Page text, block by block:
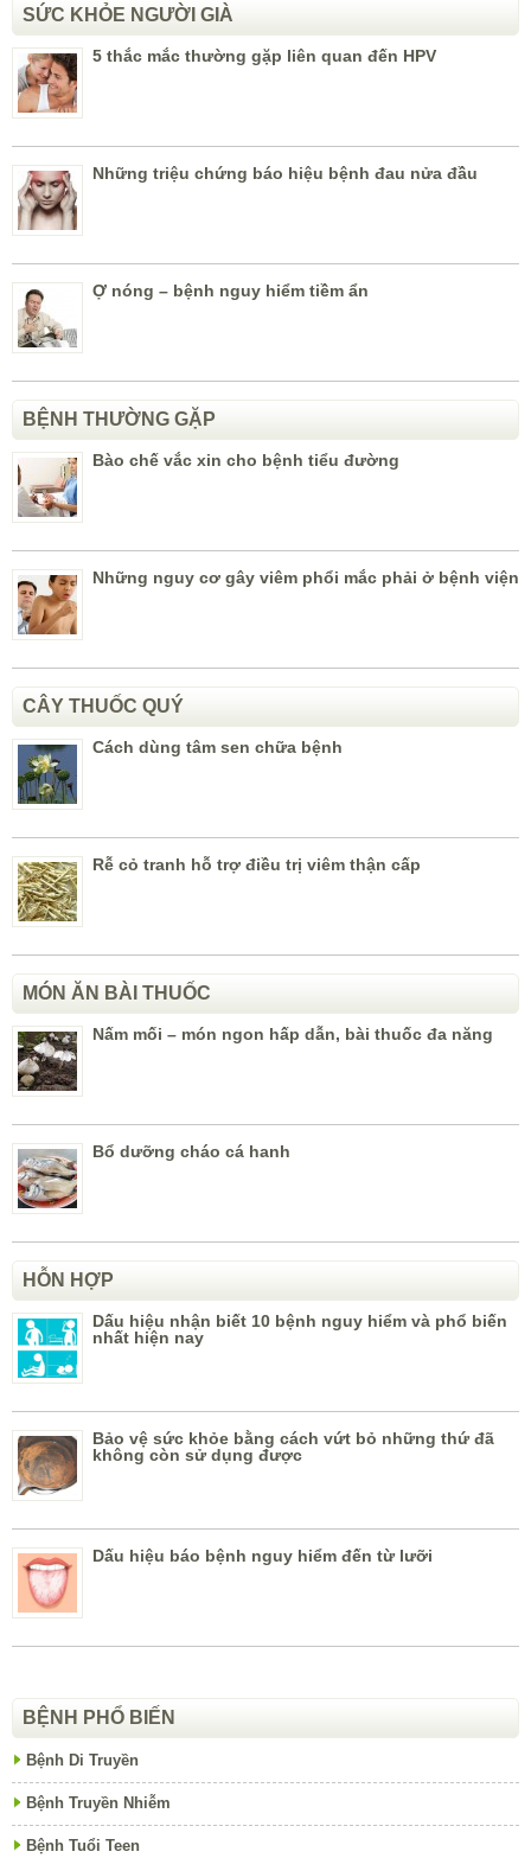
SỨC KHỎE NGƯỜI GIÀ
5 thắc mắc thường gặp liên quan đến HPV
Những triệu chứng báo hiệu bệnh đau nửa đầu
Ợ nóng – bệnh nguy hiểm tiềm ẩn
BỆNH THƯỜNG GẶP
Bào chế vắc xin cho bệnh tiểu đường
Những nguy cơ gây viêm phổi mắc phải ở bệnh viện
CÂY THUỐC QUÝ
Cách dùng tâm sen chữa bệnh
Rễ cỏ tranh hỗ trợ điều trị viêm thận cấp
MÓN ĂN BÀI THUỐC
Nấm mối – món ngon hấp dẫn, bài thuốc đa năng
Bổ dưỡng cháo cá hanh
HỖN HỢP
Dấu hiệu nhận biết 10 bệnh nguy hiểm và phổ biến
nhất hiện nay
Bảo vệ sức khỏe bằng cách vứt bỏ những thứ đã
không còn sử dụng được
Dấu hiệu báo bệnh nguy hiểm đến từ lưỡi
BỆNH PHỔ BIẾN
Bệnh Di Truyền
Bệnh Truyền Nhiễm
Bệnh Tuổi Teen